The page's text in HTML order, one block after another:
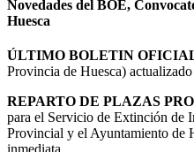
Novedades del BOE,
Huesca
ÚLTIMO BOLETIN
Provincia de Huesca)
REPARTO DE PLAZAS
para el Servicio de Extinción de
Provincial y el Ayuntamiento de